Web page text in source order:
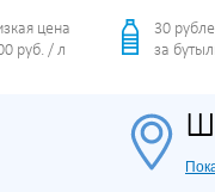
цена
руб. / л
30
за